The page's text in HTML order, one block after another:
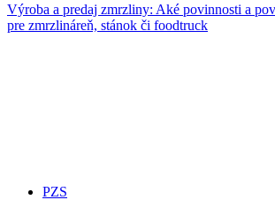
Výroba a predaj zmrzliny: Aké povinnosti a
pre zmrzlináreň, stánok či foodtruck
PZS